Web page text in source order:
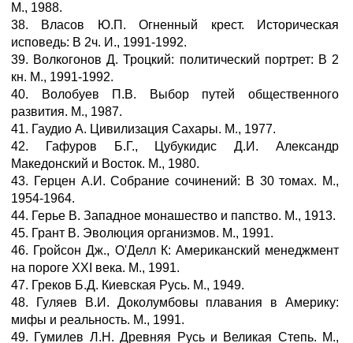
М., 1988.
38. Власов Ю.П. Огненный крест. Историческая
исповедь: В 2ч. И., 1991-1992.
39. Волкогонов Д. Троцкий: политический портрет: В 2
кн. М., 1991-1992.
40. Волобуев П.В. Выбор путей общественного
развития. М., 1987.
41. Гаудио А. Цивилизация Сахары. М., 1977.
42. Гафуров Б.Г., Цубукидис Д.И. Александр
Македонский и Восток. М., 1980.
43. Герцен А.И. Собрание сочинений: В 30 томах. М.,
1954-1964.
44. Герье В. Западное монашество и папство. М., 1913.
45. Грант В. Эволюция организмов. М., 1991.
46. Гройсон Дж., О'Делл К: Американский менеджмент
на пороге XXI века. М., 1991.
47. Греков Б.Д. Киевская Русь. М., 1949.
48. Гуляев В.И. Доколумбовы плавания в Америку:
мифы и реальность. М., 1991.
49. Гумилев Л.Н. Древняя Русь и Великая Степь. М.,